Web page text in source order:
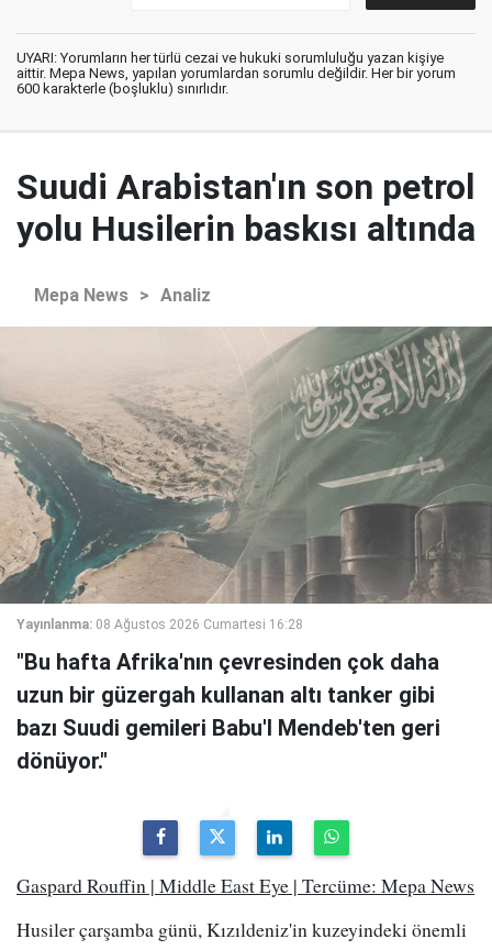
UYARI: Yorumların her türlü cezai ve hukuki sorumluluğu yazan kişiye
aittir. Mepa News, yapılan yorumlardan sorumlu değildir. Her bir yorum
600 karakterle (boşluklu) sınırlıdır.
Suudi Arabistan'ın son petrol
yolu Husilerin baskısı altında
Mepa News > Analiz
Yayınlanma: 08 Ağustos 2026 Cumartesi 16:28
"Bu hafta Afrika'nın çevresinden çok daha
uzun bir güzergah kullanan altı tanker gibi
bazı Suudi gemileri Babu'l Mendeb'ten geri
dönüyor."
Gaspard Rouffin | Middle East Eye | Tercüme: Mepa News
Husiler çarşamba günü, Kızıldeniz'in kuzeyindeki önemli